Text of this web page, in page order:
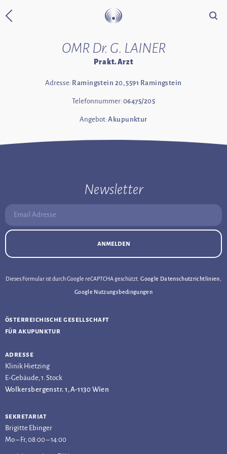
Zurück zur Startseite Suche
OMR Dr. G. LAINER
Prakt. Arzt
Adresse: Ramingstein 20, 5591 Ramingstein
Telefonnummer:06475/205
Angebot:Akupunktur
Newsletter
Email Adresse:
anmelden
Dieses Formular ist durch Google reCAPTCHA geschützt.Google Datenschutzrichtlinien
Google Nutzungsbedingungen
österreichische gesellschaft
für akupunktur
adresse
Klinik Hietzing
E-Gebäude, 1. Stock
Wolkersbergenstr. 1, A-1130 Wien
sekretariat
Brigitte Ebinger
Mo – Fr, 08:00 – 14:00